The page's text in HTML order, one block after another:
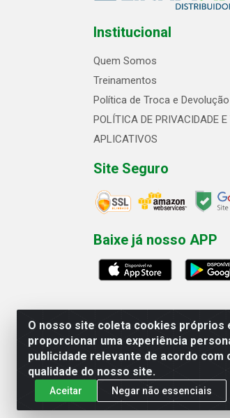
O nosso site coleta cookies próprios
proporcionar uma experiência
publicidade relevante de acordo com
qualidade do nosso site.
Aceitar Negar não essenciais
Institucional
Quem Somos
Treinamentos
Política de Troca e Devolução
POLÍTICA DE PRIVACIDADE E
APLICATIVOS
Site Seguro
Baixe já nosso APP
Linhavix